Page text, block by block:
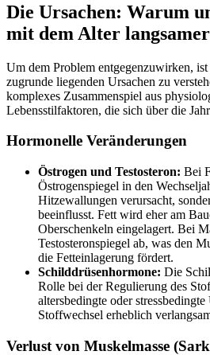
Die Ursachen: Warum
mit dem Alter
Um dem Problem entgegenzuwirken, ist
zugrunde liegenden Ursachen zu
komplexes Zusammenspiel aus
Lebensstilfaktoren, die sich über die
Hormonelle Veränderungen
Östrogen und Testosteron: Bei
Östrogenspiegel in den
Hitzewallungen verursacht,
beeinflusst. Fett wird eher am
Oberschenkeln eingelagert. Bei
Testosteronspiegel ab, was den
die Fetteinlagerung fördert.
Schilddrüsenhormone: Die
Rolle bei der Regulierung des
altersbedingte oder
Stoffwechsel erheblich
Verlust von Muskelmasse